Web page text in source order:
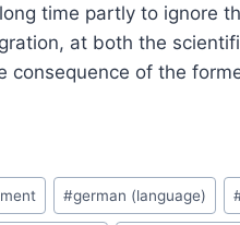
time partly to ignore
at both the
of the
#german (language)